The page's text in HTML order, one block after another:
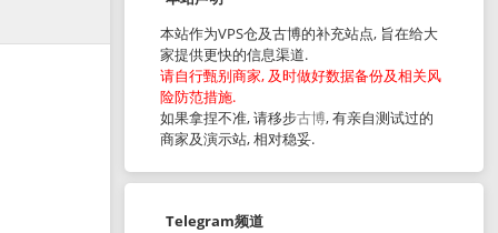
本站作为VPS仓及古博的补充站点, 旨在给大
家提供更快的信息渠道.
请自行甄别商家, 及时做好数据备份及相关风
险防范措施.
如果拿捏不准, 请移步古博, 有亲自测试过的
商家及演示站, 相对稳妥.
Telegram频道